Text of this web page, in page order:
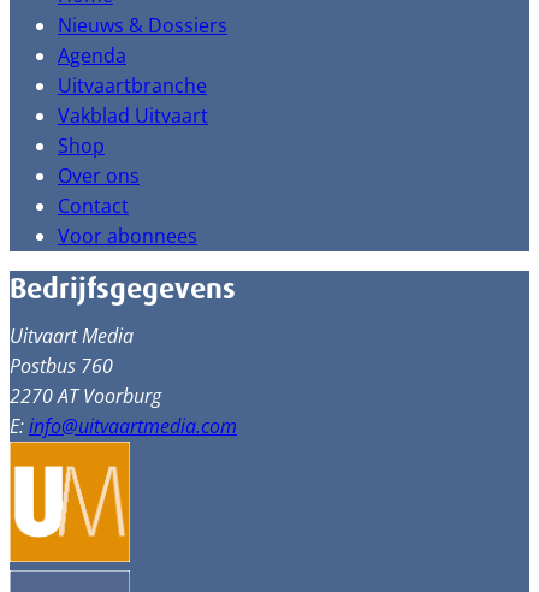
Nieuws & Dossiers
Agenda
Uitvaartbranche
Vakblad Uitvaart
Shop
Over ons
Contact
Voor abonnees
Bedrijfsgegevens
Uitvaart Media
Postbus 760
2270 AT Voorburg
E:info@uitvaartmedia.com